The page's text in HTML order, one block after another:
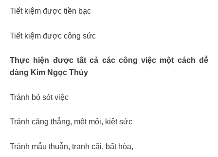
Tiết kiệm được tiền bạc
Tiết kiệm được công sức
Thực hiện được tất cả các công việc một cách dễ
dàng Kim Ngọc Thủy
Tránh bỏ sót việc
Tránh căng thẳng, mệt mỏi, kiệt sức
Tránh mẫu thuẫn, tranh cãi, bất hòa,